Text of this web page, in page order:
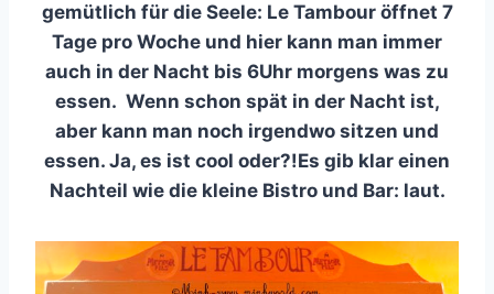
gemütlich für die Seele: Le Tambour öffnet 7
Tage pro Woche und hier kann man immer
auch in der Nacht bis 6Uhr morgens was zu
essen. Wenn schon spät in der Nacht ist,
aber kann man noch irgendwo sitzen und
essen. Ja, es ist cool oder?!Es gib klar einen
Nachteil wie die kleine Bistro und Bar: laut.